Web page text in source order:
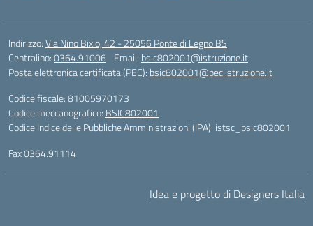
Indirizzo:Via Nino Bixio, 42 - 25056 Ponte di Legno BS
Centralino:0364.91006 Email: bsic802001@istruzione.it
Posta elettronica certificata (PEC): bsic802001@pec.istruzione.it
Codice fiscale: 81005970173
Codice meccanografico: BSIC802001
Codice Indice delle Pubbliche Amministrazioni (IPA): istsc_bsic802001
Fax 0364.91114
Idea e progetto di Designers Italia